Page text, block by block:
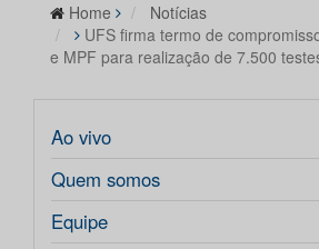
Home
Notícias
UFS firma termo de
e MPF para realização de 7.500
Ao vivo
Quem somos
Equipe